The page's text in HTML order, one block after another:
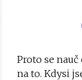
Proto se nauč
na to. Kdysi